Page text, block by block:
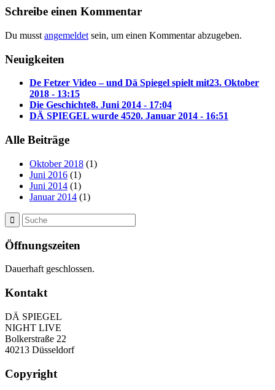
Schreibe einen Kommentar
Du musst angemeldet sein, um einen Kommentar abzugeben.
Neuigkeiten
De Fetzer Video – und Dä Spiegel spielt mit23. Oktober
2018 - 13:15
Die Geschichte8. Juni 2014 - 17:04
DÄ SPIEGEL wurde 4520. Januar 2014 - 16:51
Alle Beiträge
Oktober 2018 (1)
Juni 2016 (1)
Juni 2014 (1)
Januar 2014 (1)
Öffnungszeiten
Dauerhaft geschlossen.
Kontakt
DÄ SPIEGEL
NIGHT LIVE
Bolkerstraße 22
40213 Düsseldorf
Copyright